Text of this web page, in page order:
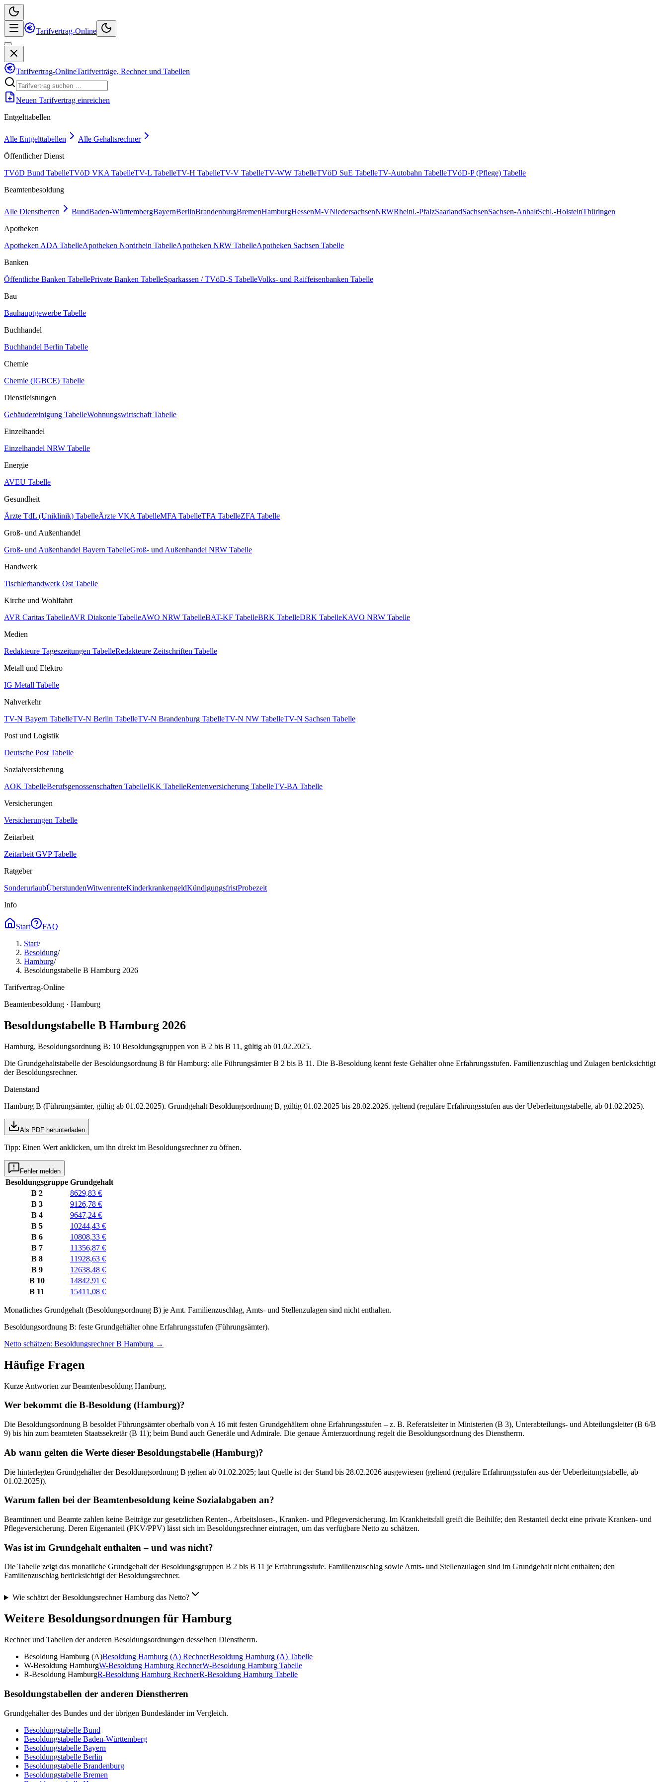
Tarifvertrag-Online
Tarifvertrag-OnlineTarifverträge, Rechner und Tabellen
Neuen Tarifvertrag einreichen
Entgelttabellen
Alle Entgelttabellen
Alle Gehaltsrechner
Öffentlicher Dienst
TVöD Bund TabelleTVöD VKA TabelleTV-L TabelleTV-H TabelleTV-V TabelleTV-WW TabelleTVöD SuE TabelleTV-Autobahn TabelleTVöD-P (Pflege) Tabelle
Beamtenbesoldung
Alle Dienstherren BundBaden-WürttembergBayernBerlinBrandenburgBremenHamburgHessenM-VNiedersachsenNRWRheinl.-PfalzSaarlandSachsenSachsen-AnhaltSchl.-HolsteinThüringen
Apotheken
Apotheken ADA TabelleApotheken Nordrhein TabelleApotheken NRW TabelleApotheken Sachsen Tabelle
Banken
Öffentliche Banken TabellePrivate Banken TabelleSparkassen / TVöD-S TabelleVolks- und Raiffeisenbanken Tabelle
Bau
Bauhauptgewerbe Tabelle
Buchhandel
Buchhandel Berlin Tabelle
Chemie
Chemie (IGBCE) Tabelle
Dienstleistungen
Gebäudereinigung TabelleWohnungswirtschaft Tabelle
Einzelhandel
Einzelhandel NRW Tabelle
Energie
AVEU Tabelle
Gesundheit
Ärzte TdL (Uniklinik) TabelleÄrzte VKA TabelleMFA TabelleTFA TabelleZFA Tabelle
Groß- und Außenhandel
Groß- und Außenhandel Bayern TabelleGroß- und Außenhandel NRW Tabelle
Handwerk
Tischlerhandwerk Ost Tabelle
Kirche und Wohlfahrt
AVR Caritas TabelleAVR Diakonie TabelleAWO NRW TabelleBAT-KF TabelleBRK TabelleDRK TabelleKAVO NRW Tabelle
Medien
Redakteure Tageszeitungen TabelleRedakteure Zeitschriften Tabelle
Metall und Elektro
IG Metall Tabelle
Nahverkehr
TV-N Bayern TabelleTV-N Berlin TabelleTV-N Brandenburg TabelleTV-N NW TabelleTV-N Sachsen Tabelle
Post und Logistik
Deutsche Post Tabelle
Sozialversicherung
AOK TabelleBerufsgenossenschaften TabelleIKK TabelleRentenversicherung TabelleTV-BA Tabelle
Versicherungen
Versicherungen Tabelle
Zeitarbeit
Zeitarbeit GVP Tabelle
Ratgeber
SonderurlaubÜberstundenWitwenrenteKinderkrankengeldKündigungsfristProbezeit
Info
Start
FAQ
Start/
Besoldung/
Hamburg/
Besoldungstabelle B Hamburg 2026
Tarifvertrag-Online
Beamtenbesoldung · Hamburg
Besoldungstabelle B Hamburg 2026
Hamburg, Besoldungsordnung B: 10 Besoldungsgruppen von B 2 bis B 11, gültig ab 01.02.2025.
Die Grundgehaltstabelle der Besoldungsordnung B für Hamburg: alle Führungsämter B 2 bis B 11. Die B-Besoldung kennt feste Gehälter ohne Erfahrungsstufen. Familienzuschlag und Zulagen berücksichtigt
der Besoldungsrechner.
Datenstand
Hamburg B (Führungsämter, gültig ab 01.02.2025). Grundgehalt Besoldungsordnung B, gültig 01.02.2025 bis 28.02.2026. geltend (reguläre Erfahrungsstufen aus der Ueberleitungstabelle, ab 01.02.2025).
Als PDF herunterladen
Tipp: Einen Wert anklicken, um ihn direkt im Besoldungsrechner zu öffnen.
Fehler melden
Besoldungsgruppe Grundgehalt
B 2
8629,83 €
B 3
9126,78 €
B 4
9647,24 €
B 5
10244,43 €
B 6
10808,33 €
B 7
11356,87 €
B 8
11928,63 €
B 9
12638,48 €
B 10
14842,91 €
B 11
15411,08 €
Monatliches Grundgehalt (Besoldungsordnung B) je Amt. Familienzuschlag, Amts- und Stellenzulagen sind nicht enthalten.
Besoldungsordnung B: feste Grundgehälter ohne Erfahrungsstufen (Führungsämter).
Netto schätzen: Besoldungsrechner B Hamburg →
Häufige Fragen
Kurze Antworten zur Beamtenbesoldung Hamburg.
Wer bekommt die B-Besoldung (Hamburg)?
Die Besoldungsordnung B besoldet Führungsämter oberhalb von A 16 mit festen Grundgehältern ohne Erfahrungsstufen – z. B. Referatsleiter in Ministerien (B 3), Unterabteilungs- und Abteilungsleiter (B 6/B
9) bis hin zum beamteten Staatssekretär (B 11); beim Bund auch Generäle und Admirale. Die genaue Ämterzuordnung regelt die Besoldungsordnung des Dienstherrn.
Ab wann gelten die Werte dieser Besoldungstabelle (Hamburg)?
Die hinterlegten Grundgehälter der Besoldungsordnung B gelten ab 01.02.2025; laut Quelle ist der Stand bis 28.02.2026 ausgewiesen (geltend (reguläre Erfahrungsstufen aus der Ueberleitungstabelle, ab
01.02.2025)).
Warum fallen bei der Beamtenbesoldung keine Sozialabgaben an?
Beamtinnen und Beamte zahlen keine Beiträge zur gesetzlichen Renten-, Arbeitslosen-, Kranken- und Pflegeversicherung. Im Krankheitsfall greift die Beihilfe; den Restanteil deckt eine private Kranken- und
Pflegeversicherung. Deren Eigenanteil (PKV/PPV) lässt sich im Besoldungsrechner eintragen, um das verfügbare Netto zu schätzen.
Was ist im Grundgehalt enthalten – und was nicht?
Die Tabelle zeigt das monatliche Grundgehalt der Besoldungsgruppen B 2 bis B 11 je Erfahrungsstufe. Familienzuschlag sowie Amts- und Stellenzulagen sind im Grundgehalt nicht enthalten; den
Familienzuschlag berücksichtigt der Besoldungsrechner.
Wie schätzt der Besoldungsrechner Hamburg das Netto?
Weitere Besoldungsordnungen für Hamburg
Rechner und Tabellen der anderen Besoldungsordnungen desselben Dienstherrn.
Besoldung Hamburg (A)Besoldung Hamburg (A) RechnerBesoldung Hamburg (A) Tabelle
W-Besoldung HamburgW-Besoldung Hamburg RechnerW-Besoldung Hamburg Tabelle
R-Besoldung HamburgR-Besoldung Hamburg RechnerR-Besoldung Hamburg Tabelle
Besoldungstabellen der anderen Dienstherren
Grundgehälter des Bundes und der übrigen Bundesländer im Vergleich.
Besoldungstabelle Bund
Besoldungstabelle Baden-Württemberg
Besoldungstabelle Bayern
Besoldungstabelle Berlin
Besoldungstabelle Brandenburg
Besoldungstabelle Bremen